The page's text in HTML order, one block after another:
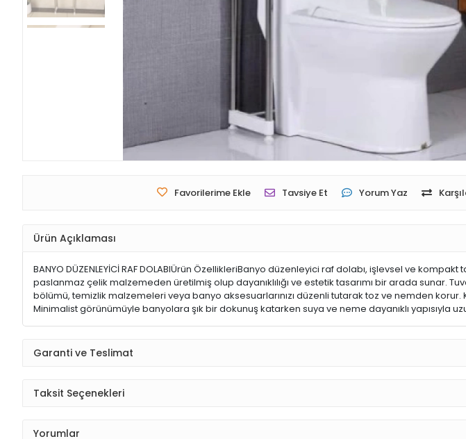
Favorilerime Ekle Tavsiye Et Yorum Yaz
Ürün Açıklaması
BANYO DÜZENLEYİCİ RAF DOLABIÜrün ÖzellikleriBanyo düzenleyici raf dolabı, işlevsel ve
paslanmaz çelik malzemeden üretilmiş olup dayanıklılığı ve estetik tasarımı bir arada sunar.
bölümü, temizlik malzemeleri veya banyo aksesuarlarınızı düzenli tutarak toz ve nemden
Minimalist görünümüyle banyolara şık bir dokunuş katarken suya ve neme dayanıklı yapısıyla
Garanti ve Teslimat
Taksit Seçenekleri
Yorumlar